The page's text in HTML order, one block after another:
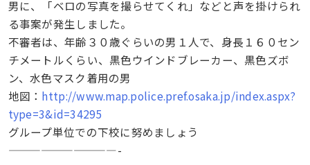
男に、「ベロの写真を撮らせてくれ」などと声を掛けられ
る事案が発生しました。
不審者は、年齢３０歳ぐらいの男１人で、身長１６０セン
チメートルくらい、黒色ウインドブレーカー、黒色ズボ
ン、水色マスク着用の男
地図： http://www.map.police.pref.osaka.jp/index.aspx?
type=3&id=34295
グループ単位での下校に努めましょう
——————————-